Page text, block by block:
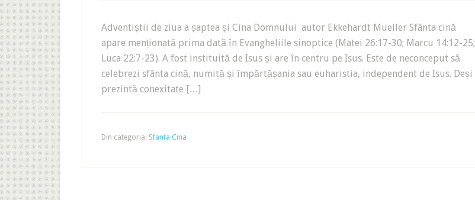
Adventiștii de ziua a șaptea și Cina Domnului autor Ekkehardt Mueller Sfânta cină
apare menționată prima dată în Evangheliile sinoptice (Matei 26:17-30; Marcu 14:12-25;
Luca 22:7-23). A fost instituită de Isus și are în centru pe Isus. Este de neconceput să
celebrezi sfânta cină, numită și împărtășania sau euharistia, independent de Isus. Deși
prezintă conexitate […]
Din categoria: Sfanta Cina